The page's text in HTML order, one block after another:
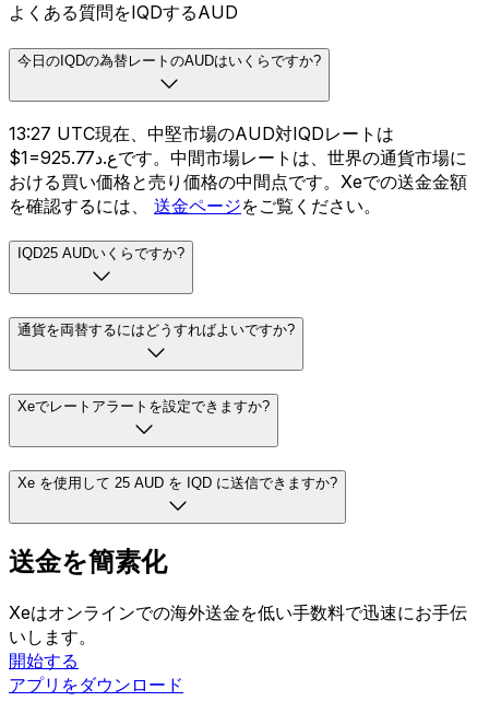
よくある質問をIQDするAUD
今日のIQDの為替レートのAUDはいくらですか?
13:27 UTC現在、中堅市場のAUD対IQDレートは
$1=ع.د925.77です。中間市場レートは、世界の通貨市場に
おける買い価格と売り価格の中間点です。Xeでの送金金額
を確認するには、 送金ページをご覧ください。
IQD25 AUDいくらですか?
通貨を両替するにはどうすればよいですか?
Xeでレートアラートを設定できますか?
Xe を使用して 25 AUD を IQD に送信できますか?
送金を簡素化
Xeはオンラインでの海外送金を低い手数料で迅速にお手伝
いします。
開始する
アプリをダウンロード